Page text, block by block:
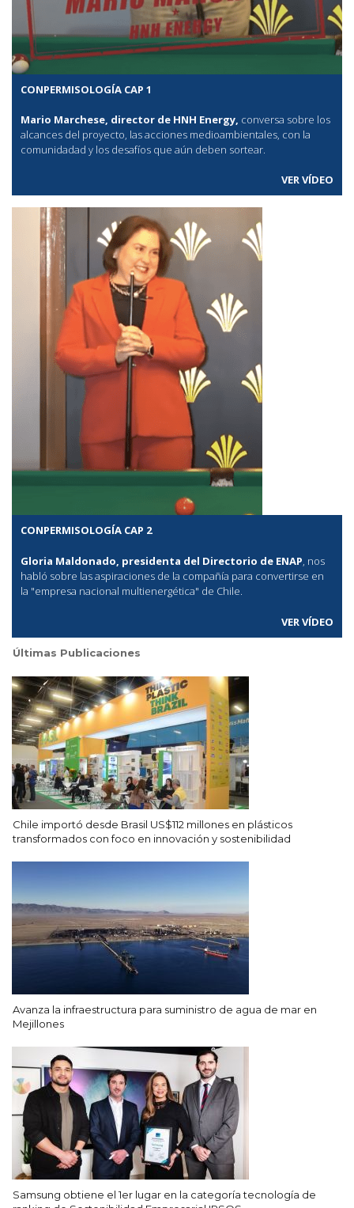
CONPERMISOLOGÍA CAP 1
Mario Marchese, director de HNH Energy, conversa sobre los
alcances del proyecto, las acciones medioambientales, con la
comunidadad y los desafíos que aún deben sortear.
VER VÍDEO
CONPERMISOLOGÍA CAP 2
Gloria Maldonado, presidenta del Directorio de ENAP , nos
habló sobre las aspiraciones de la compañía para convertirse en
la "empresa nacional multienergética" de Chile.
VER VÍDEO
Últimas Publicaciones
Chile importó desde Brasil US$112 millones en plásticos
transformados con foco en innovación y sostenibilidad
Avanza la infraestructura para suministro de agua de mar en
Mejillones
Samsung obtiene el 1er lugar en la categoría tecnología de